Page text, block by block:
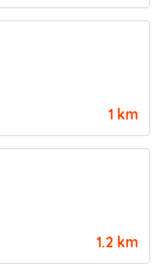
1 km
1.2 km